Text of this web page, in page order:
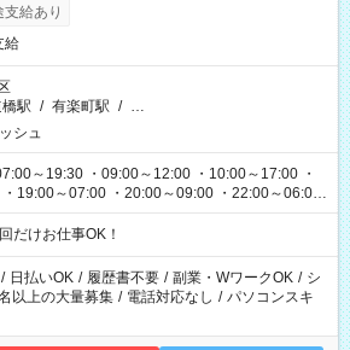
給あり
給
駅 / 有楽町駅 / …
シュ
～19:30 ・09:00～12:00 ・10:00～17:00 ・
19:00～07:00 ・20:00～09:00 ・22:00～06:00
フトはだけお仕事OK！
/ 日払いOK / 履歴書不要 / 副業・WワークOK / シ
以上の大量募集 / 電話対応なし / パソコンスキ